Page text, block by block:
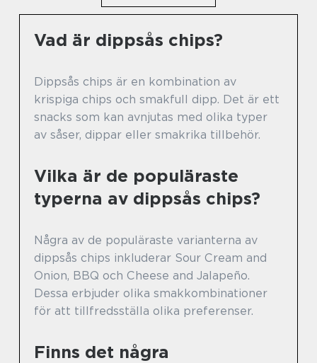
Vad är dippsås chips?
Dippsås chips är en kombination av
krispiga chips och smakfull dipp. Det är ett
snacks som kan avnjutas med olika typer
av såser, dippar eller smakrika tillbehör.
Vilka är de populäraste
typerna av dippsås chips?
Några av de populäraste varianterna av
dippsås chips inkluderar Sour Cream and
Onion, BBQ och Cheese and Jalapeño.
Dessa erbjuder olika smakkombinationer
för att tillfredsställa olika preferenser.
Finns det några